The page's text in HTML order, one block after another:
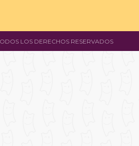
LOS DERECHOS RESERVADOS